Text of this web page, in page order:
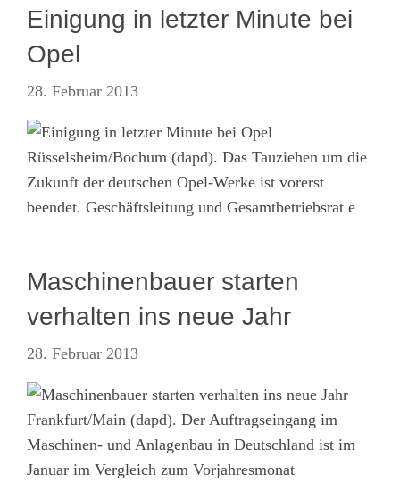
Einigung in letzter Minute bei
Opel
28. Februar 2013
Rüsselsheim/Bochum (dapd). Das Tauziehen um die
Zukunft der deutschen Opel-Werke ist vorerst
beendet. Geschäftsleitung und Gesamtbetriebsrat e
Maschinenbauer starten
verhalten ins neue Jahr
28. Februar 2013
Frankfurt/Main (dapd). Der Auftragseingang im
Maschinen- und Anlagenbau in Deutschland ist im
Januar im Vergleich zum Vorjahresmonat